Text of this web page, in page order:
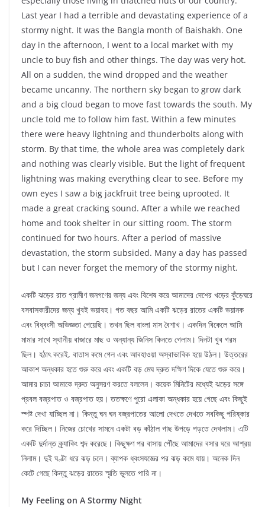
Last year I had a terrible and devastating experience of a
stormy night. It was the Bangla month of Baishakh. One
day in the afternoon, I went to a local market with my
uncle to buy fish and other things. The day was very hot.
All on a sudden, the wind dropped and the weather
became uncanny. The northern sky began to grow dark
and a big cloud began to move fast towards the south. My
uncle told me to follow him fast. Within a few minutes
there were heavy lightning and thunderbolts along with
storm. By that time, the whole area was completely dark
and nothing was clearly visible. But the light of frequent
lightning was making everything clear to see. Before my
own eyes I saw a big jackfruit tree being uprooted. It
made a great cracking sound. After a while we reached
home and took shelter in our sitting room. The storm
continued for two hours. After a period of massive
devastation, the storm subsided. Many a day has passed
but I can never forget the memory of the stormy night.
একটি ঝড়ের রাত গ্রামীণ জনগণের জন্য এবং বিশেষ করে আমাদের দেশের খড়ের কুঁড়েঘরে
বসবাসকারীদের জন্য খুবই ভয়াবহ। গত বছর আমি একটি ঝড়ের রাতের একটি ভয়ানক
এবং বিধ্বংসী অভিজ্ঞতা পেয়েছি। তখন ছিল বাংলা মাস বৈশাখ। একদিন বিকেলে আমি
মামার সাথে স্থানীয় বাজারে মাছ ও অন্যান্য জিনিস কিনতে গেলাম। দিনটা খুব গরম
ছিল। হঠাৎ করেই, বাতাস কমে গেল এবং আবহাওয়া অস্বাভাবিক হয়ে উঠল। উত্তরের
আকাশ অন্ধকার হতে শুরু করে এবং একটি বড় মেঘ দ্রুত দক্ষিণ দিকে যেতে শুরু করে।
আমার চাচা আমাকে দ্রুত অনুসরণ করতে বললেন। কয়েক মিনিটের মধ্যেই ঝড়ের সঙ্গে
প্রবল বজ্রপাত ও বজ্রপাত হয়। ততক্ষণে পুরো এলাকা অন্ধকার হয়ে গেছে এবং কিছুই
স্পষ্ট দেখা যাচ্ছিল না। কিন্তু ঘন ঘন বজ্রপাতের আলো দেখতে দেখতে সবকিছু পরিষ্কার
করে দিচ্ছিল। নিজের চোখের সামনে একটা বড় কাঁঠাল গাছ উপড়ে পড়তে দেখলাম। এটি
একটি দুর্দান্ত ক্র্যাকিং শব্দ করেছে। কিছুক্ষণ পর বাসায় পৌঁছে আমাদের বসার ঘরে আশ্রয়
নিলাম। দুই ঘণ্টা ধরে ঝড় চলে। ব্যাপক ধ্বংসযজ্ঞের পর ঝড় কমে যায়। অনেক দিন
কেটে গেছে কিন্তু ঝড়ের রাতের স্মৃতি ভুলতে পারি না।
My Feeling on A Stormy Night